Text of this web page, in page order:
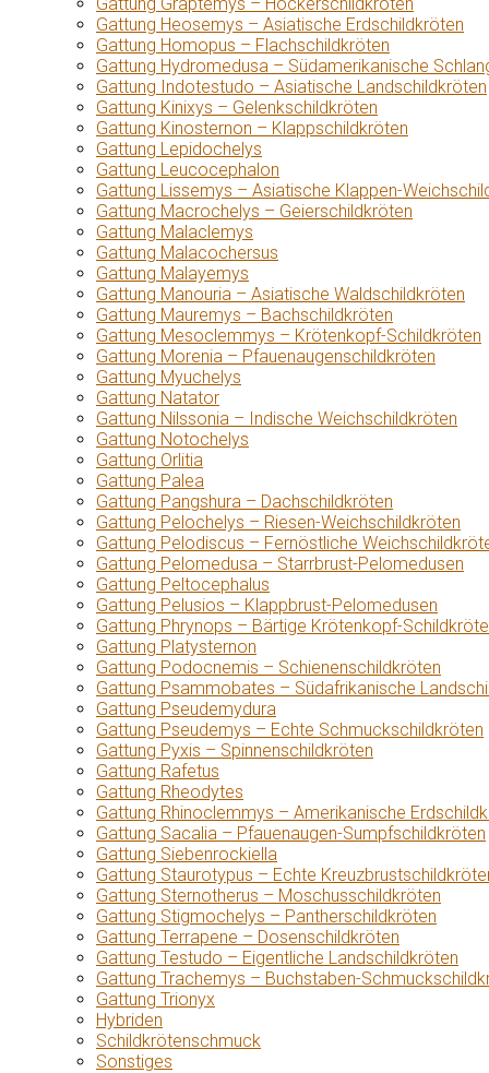
Gattung Heosemys – Asiatische Erdschildkröten
Gattung Homopus – Flachschildkröten
Gattung Hydromedusa – Südamerikanische
Gattung Indotestudo – Asiatische Landschildkröten
Gattung Kinixys – Gelenkschildkröten
Gattung Kinosternon – Klappschildkröten
Gattung Lepidochelys
Gattung Leucocephalon
Gattung Lissemys – Asiatische Klappen-
Gattung Macrochelys – Geierschildkröten
Gattung Malaclemys
Gattung Malacochersus
Gattung Malayemys
Gattung Manouria – Asiatische Waldschildkröten
Gattung Mauremys – Bachschildkröten
Gattung Mesoclemmys – Krötenkopf-Schildkröten
Gattung Morenia – Pfauenaugenschildkröten
Gattung Myuchelys
Gattung Natator
Gattung Nilssonia – Indische Weichschildkröten
Gattung Notochelys
Gattung Orlitia
Gattung Palea
Gattung Pangshura – Dachschildkröten
Gattung Pelochelys – Riesen-Weichschildkröten
Gattung Pelodiscus – Fernöstliche
Gattung Pelomedusa – Starrbrust-Pelomedusen
Gattung Peltocephalus
Gattung Pelusios – Klappbrust-Pelomedusen
Gattung Phrynops – Bärtige Krötenkopf-
Gattung Platysternon
Gattung Podocnemis – Schienenschildkröten
Gattung Psammobates – Südafrikanische
Gattung Pseudemydura
Gattung Pseudemys – Echte Schmuckschildkröten
Gattung Pyxis – Spinnenschildkröten
Gattung Rafetus
Gattung Rheodytes
Gattung Rhinoclemmys – Amerikanische
Gattung Sacalia – Pfauenaugen-Sumpfschildkröten
Gattung Siebenrockiella
Gattung Staurotypus – Echte
Gattung Sternotherus – Moschusschildkröten
Gattung Stigmochelys – Pantherschildkröten
Gattung Terrapene – Dosenschildkröten
Gattung Testudo – Eigentliche Landschildkröten
Gattung Trachemys – Buchstaben-
Gattung Trionyx
Hybriden
Schildkrötenschmuck
Sonstiges